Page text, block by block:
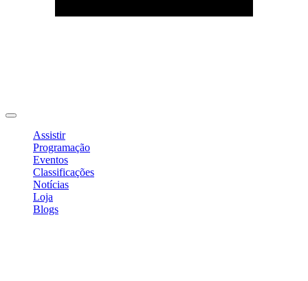
Assistir
Programação
Eventos
Classificações
Notícias
Loja
Blogs